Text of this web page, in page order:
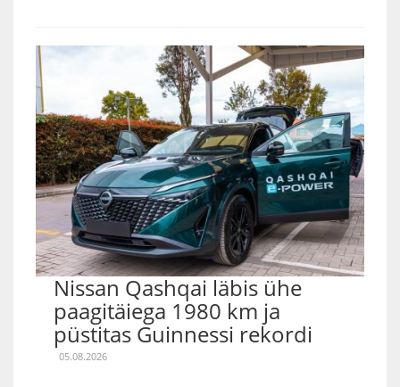
Nissan Qashqai läbis ühe
paagitäiega 1980 km ja
püstitas Guinnessi rekordi
05.08.2026